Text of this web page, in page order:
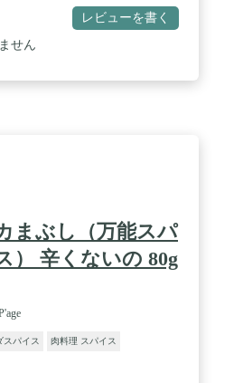
イスと、日本人の舌に合うよ
末を調合しました。それによ
、万能スパイスとしてどんな
ーで合うように開発されてお
適。ボトルはコンパクトでア
ち運べます。【保存方法】直
けて保存。開封後はしっかり
てください。 / 【商品詳細】
ック、醤油粉末、鰹粉末、オ
、ジンジャー、コリアンダ
オレガノ/調味料（アミノ
小麦・大豆を含む) / 賞味期
造日から1年。開封後は風味を
切ることを推奨。
レビューを書く
せん
まぶし（万能スパ
） 辛くないの 80g
スパイス 肉料理 スパイス